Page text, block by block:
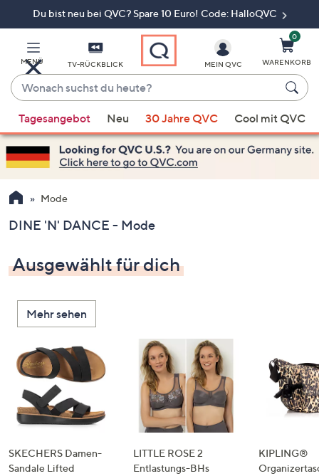
Du bist neu bei QVC? Spare 10 Euro! Code: HalloQVC
MENÜ TV-RÜCKBLICK
Wonach
suchst
du
heute?
Vorschläge
verfügbar
sind,
verwenden
Sie
Pfeiltasten
oben
und
nach
unten
oder
wischen
Sie
Touch-
Geräten
links
bzw.
MEIN QVC
0
WARENKORB
Tagesangebot Neu 30 Jahre QVC Cool mit QVC
Mode
DINE 'N' DANCE - Mode
Ausgewählt für dich
Mehr sehen
SKECHERS Damen-
Sandale Lifted
LITTLE ROSE 2
Entlastungs-BHs
KIPLING®